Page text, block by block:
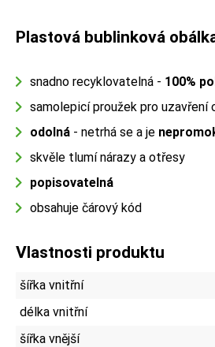
Plastová bublinková
snadno recyklovatelná - 100%
samolepicí proužek pro uzavření
odolná - netrhá se a je
skvěle tlumí nárazy a otřesy
popisovatelná
obsahuje čárový kód
Vlastnosti produktu
šířka vnitřní
délka vnitřní
šířka vnější